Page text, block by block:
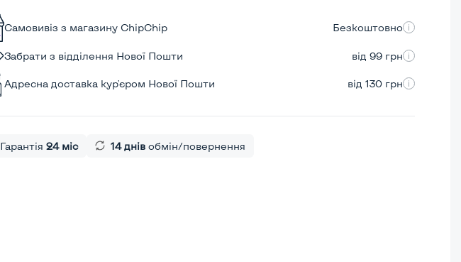
Самовивіз з магазину ChipChip Безкоштовно
Забрати з відділення Нової Пошти від 99 грн
Адресна доставка кур'єром Нової Пошти від 130 грн
Гарантія 24 міс 14 днівобмін/повернення